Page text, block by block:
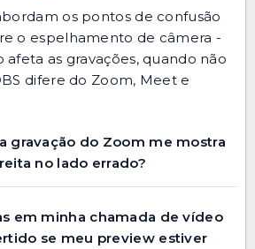
os pontos de confusão
o espelhamento de câmera -
as gravações, quando não
difere do Zoom, Meet e
gravação do Zoom me mostra
no lado errado?
em minha chamada de vídeo
se meu preview estiver